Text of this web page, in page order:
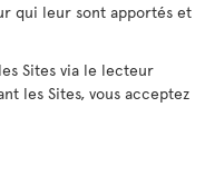
qui leur sont apportés et
Sites via le lecteur
les Sites, vous acceptez